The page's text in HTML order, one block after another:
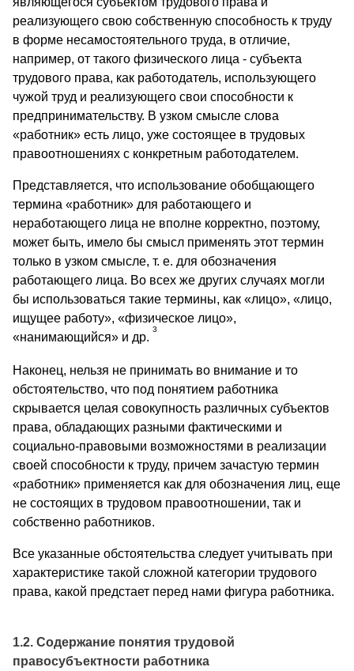
реализующего свою собственную способность к труду
в форме несамостоятельного труда, в отличие,
например, от такого физического лица - субъекта
трудового права, как работодатель, использующего
чужой труд и реализующего свои способности к
предпринимательству. В узком смысле слова
«работник» есть лицо, уже состоящее в трудовых
правоотношениях с конкретным работодателем.
Представляется, что использование обобщающего
термина «работник» для работающего и
неработающего лица не вполне корректно, поэтому,
может быть, имело бы смысл применять этот термин
только в узком смысле, т. е. для обозначения
работающего лица. Во всех же других случаях могли
бы использоваться такие термины, как «лицо», «лицо,
ищущее работу», «физическое лицо»,
«нанимающийся» и др.
3
Наконец, нельзя не принимать во внимание и то
обстоятельство, что под понятием работника
скрывается целая совокупность различных субъектов
права, обладающих разными фактическими и
социально-правовыми возможностями в реализации
своей способности к труду, причем зачастую термин
«работник» применяется как для обозначения лиц, еще
не состоящих в трудовом правоотношении, так и
собственно работников.
Все указанные обстоятельства следует учитывать при
характеристике такой сложной категории трудового
права, какой предстает перед нами фигура работника.
1.2. Содержание понятия трудовой
правосубъектности работника